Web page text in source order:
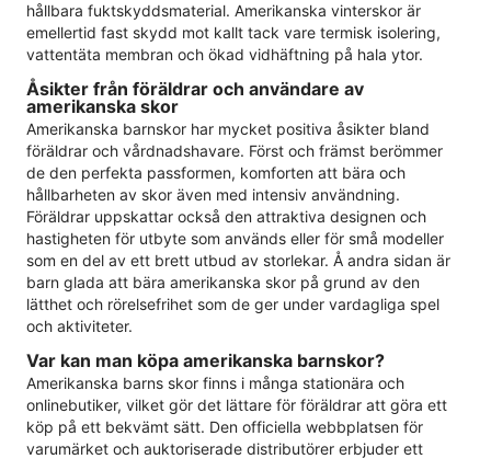
hållbara fuktskyddsmaterial. Amerikanska vinterskor är
emellertid fast skydd mot kallt tack vare termisk isolering,
vattentäta membran och ökad vidhäftning på hala ytor.
Åsikter från föräldrar och användare av
amerikanska skor
Amerikanska barnskor har mycket positiva åsikter bland
föräldrar och vårdnadshavare. Först och främst berömmer
de den perfekta passformen, komforten att bära och
hållbarheten av skor även med intensiv användning.
Föräldrar uppskattar också den attraktiva designen och
hastigheten för utbyte som används eller för små modeller
som en del av ett brett utbud av storlekar. Å andra sidan är
barn glada att bära amerikanska skor på grund av den
lätthet och rörelsefrihet som de ger under vardagliga spel
och aktiviteter.
Var kan man köpa amerikanska barnskor?
Amerikanska barns skor finns i många stationära och
onlinebutiker, vilket gör det lättare för föräldrar att göra ett
köp på ett bekvämt sätt. Den officiella webbplatsen för
varumärket och auktoriserade distributörer erbjuder ett